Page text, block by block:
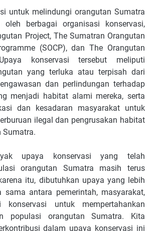
untuk melindungi orangutan Sumatra
oleh berbagai organisasi konservasi,
Project, The Sumatran Orangutan
(SOCP), dan The Orangutan
konservasi tersebut meliputi
yang terluka atau terpisah dari
dan perlindungan terhadap
menjadi habitat alami mereka, serta
dan kesadaran masyarakat untuk
ilegal dan pengrusakan habitat
Sumatra.
upaya konservasi yang telah
orangutan Sumatra masih terus
itu, dibutuhkan upaya yang lebih
sama antara pemerintah, masyarakat,
konservasi untuk mempertahankan
populasi orangutan Sumatra. Kita
dalam upaya konservasi ini